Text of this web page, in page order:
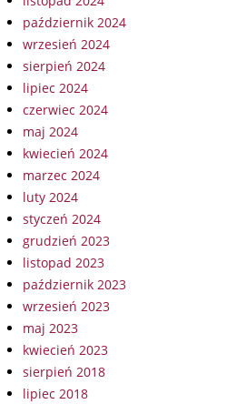
październik 2024
wrzesień 2024
sierpień 2024
lipiec 2024
czerwiec 2024
maj 2024
kwiecień 2024
marzec 2024
luty 2024
styczeń 2024
grudzień 2023
listopad 2023
październik 2023
wrzesień 2023
maj 2023
kwiecień 2023
sierpień 2018
lipiec 2018